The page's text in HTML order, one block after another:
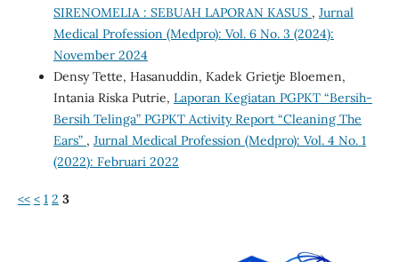
SIRENOMELIA : SEBUAH LAPORAN KASUS , Jurnal
Medical Profession (Medpro): Vol. 6 No. 3 (2024):
November 2024
Densy Tette, Hasanuddin, Kadek Grietje Bloemen,
Intania Riska Putrie, Laporan Kegiatan PGPKT “Bersih-
Bersih Telinga” PGPKT Activity Report “Cleaning The
Ears” , Jurnal Medical Profession (Medpro): Vol. 4 No. 1
(2022): Februari 2022
<< < 1 2 3